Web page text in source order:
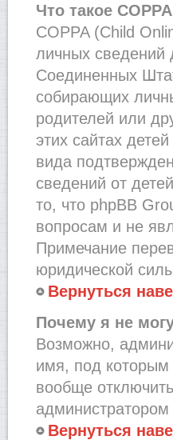
Что такое
COPPA (Child
личных сведений
Соединенных
собирающих
родителей или
этих сайтах
вида
сведений от
то, что phpBB
вопросам и не
Примечание
юридической
Вернуться
Почему я не
Возможно,
имя, под которым
вообще
Вернуться